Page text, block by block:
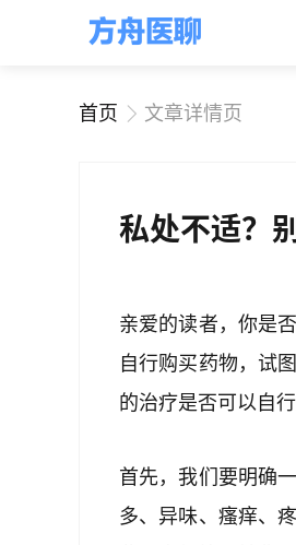
首页 文章详情页
私处不适？
亲爱的读者，你是
自行购买药物，试
的治疗是否可以自行
首先，我们要明确
多、异味、瘙痒、